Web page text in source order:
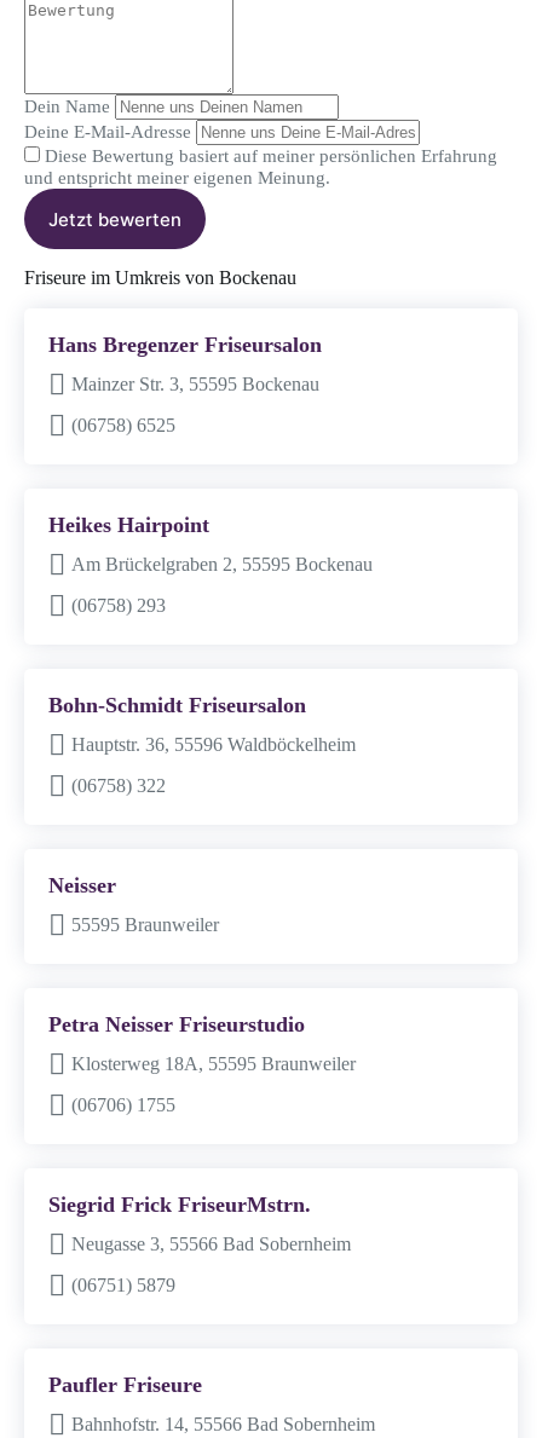
Dein Name
Deine E-Mail-Adresse
Diese Bewertung basiert auf meiner persönlichen Erfahrung
und entspricht meiner eigenen Meinung.
Jetzt bewerten
Friseure im Umkreis von Bockenau
Hans Bregenzer Friseursalon
Mainzer Str. 3, 55595 Bockenau
(06758) 6525
Heikes Hairpoint
Am Brückelgraben 2, 55595 Bockenau
(06758) 293
Bohn-Schmidt Friseursalon
Hauptstr. 36, 55596 Waldböckelheim
(06758) 322
Neisser
55595 Braunweiler
Petra Neisser Friseurstudio
Klosterweg 18A, 55595 Braunweiler
(06706) 1755
Siegrid Frick FriseurMstrn.
Neugasse 3, 55566 Bad Sobernheim
(06751) 5879
Paufler Friseure
Bahnhofstr. 14, 55566 Bad Sobernheim